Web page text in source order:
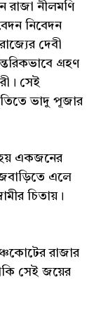
রাজা নীলমণি
নিবেদন
দেবী
গ্রহণ
সেই
ভাদু পূজার
হয় একজনের
এলে
চিতায়।
রাজার
সেই জয়ের